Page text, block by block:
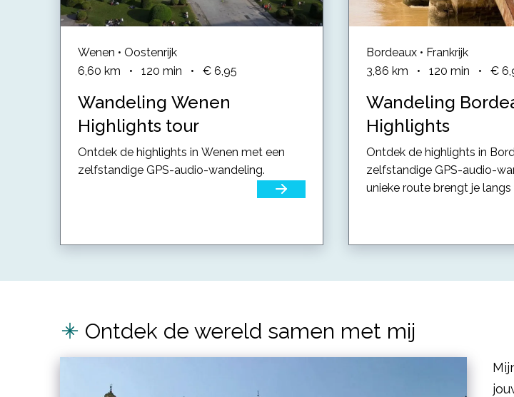
Wenen • Oostenrijk
6,60 km • 120 min • € 6,95
Wandeling Wenen
Highlights tour
Ontdek de highlights in Wenen met een
zelfstandige GPS-audio-wandeling.
Bordeaux • Frankrijk
3,86 km • 120 min • €
Wandeling
Highlights
Ontdek de highlights in Bordeaux met een
zelfstandige GPS-audio-
unieke route brengt je
Ontdek de wereld samen met mij